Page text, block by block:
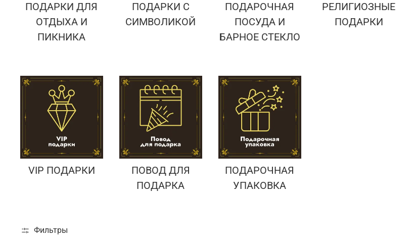
ПОДАРКИ ДЛЯ
ОТДЫХА И
ПИКНИКА
ПОДАРКИ С
СИМВОЛИКОЙ
ПОДАРОЧНАЯ
ПОСУДА И
БАРНОЕ СТЕКЛО
РЕЛИГИОЗНЫЕ
ПОДАРКИ
VIP ПОДАРКИ
ПОВОД ДЛЯ
ПОДАРКА
ПОДАРОЧНАЯ
УПАКОВКА
Фильтры